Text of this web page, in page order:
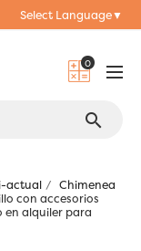
Select Language▼
0
search
actual
Chimenea
con accesorios
en alquiler para